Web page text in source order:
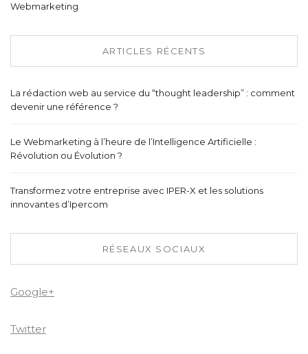
Webmarketing
ARTICLES RÉCENTS
La rédaction web au service du “thought leadership” : comment
devenir une référence ?
Le Webmarketing à l’heure de l’Intelligence Artificielle :
Révolution ou Évolution ?
Transformez votre entreprise avec IPER-X et les solutions
innovantes d’Ipercom
RÉSEAUX SOCIAUX
Google+
Twitter